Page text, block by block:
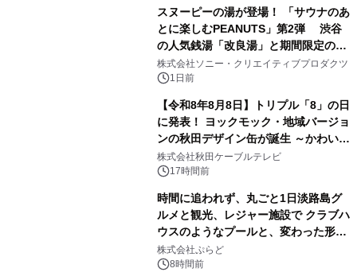
スヌーピーの湯が登場！ 「サウナのあ
とに楽しむPEANUTS」第2弾 渋谷
の人気銭湯「改良湯」と期間限定のコ
ラボレーション サウナイキタイコラ
ボグッズも発売決定！
株式会社ソニー・クリエイティブプロダクツ
1日前
【令和8年8月8日】トリプル「8」の日
に発表！ ヨックモック・地域バージョ
ンの秋田デザイン缶が誕生 ～かわいい
秋田犬の子犬と秋田の四季と名所を巡
るパッケージ～ 9月1日(火)秋田県内で
株式会社秋田ケーブルテレビ
17時間前
時間に追われず、丸ごと1日淡路島グ
ルメと観光、レジャー施設で クラブハ
ウスのようなプールと、変わった形の
サウナも 「THE BOXY AWAJI」のお
得な素泊まり連泊プランで
株式会社ぷらど
8時間前